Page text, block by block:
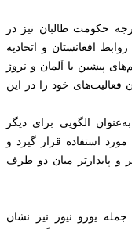
حکومت طالبان نیز در
افغانستان و اتحادیه
پیشین با آلمان و نروژ
فعالیت‌های خود را در این
الگویی برای دیگر
استفاده قرار گیرد و
و پایدارتر میان دو طرف
یورو نیوز نیز نشان